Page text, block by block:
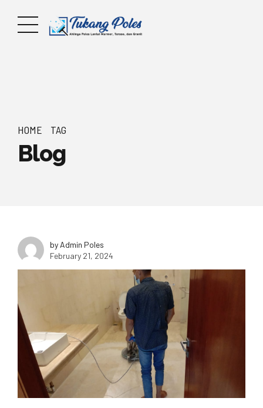
HOME TAG
Blog
by Admin Poles
February 21, 2024